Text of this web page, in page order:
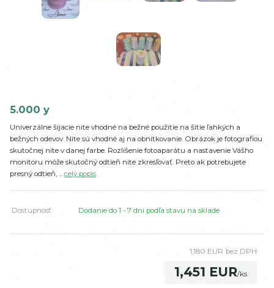
5.000 y
Univerzálne šijacie nite vhodné na bežné použitie na šitie ľahkých a
bežných odevov. Nite sú vhodné aj na obnitkovanie. Obrázok je fotografiou
skutočnej nite v danej farbe. Rozlíšenie fotoaparátu a nastavenie Vášho
monitoru môže skutočný odtieň nite zkresľovať. Preto ak potrebujete
presný odtieň, ... celý popis
Dostupnosť Dodanie do 1 - 7 dní podľa stavu na sklade
1,451 EUR/ks
1,180 EUR bez DPH